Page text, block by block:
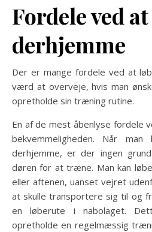
Fordele ved
derhjemme
Der er mange fordele ved at
værd at overveje, hvis man
opretholde sin træning rutine.
En af de mest åbenlyse fordele
bekvemmeligheden. Når
derhjemme, er der ingen
døren for at træne. Man kan
eller aftenen, uanset vejret
at skulle transportere sig til og
en løberute i nabolaget.
opretholde en regelmæssig